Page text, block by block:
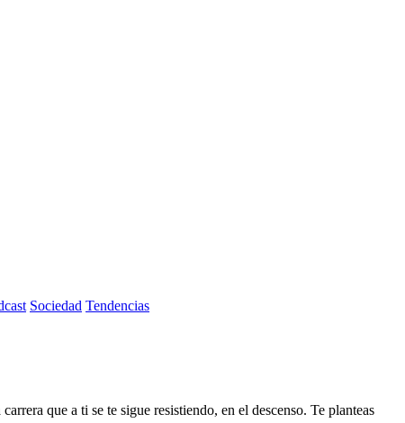
Sociedad Tendencias
que a ti se te sigue resistiendo, en el descenso. Te planteas